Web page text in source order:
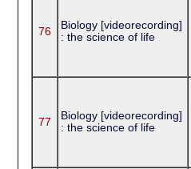
76
Biology [videorecording]
: the science of life
77
Biology [videorecording]
: the science of life